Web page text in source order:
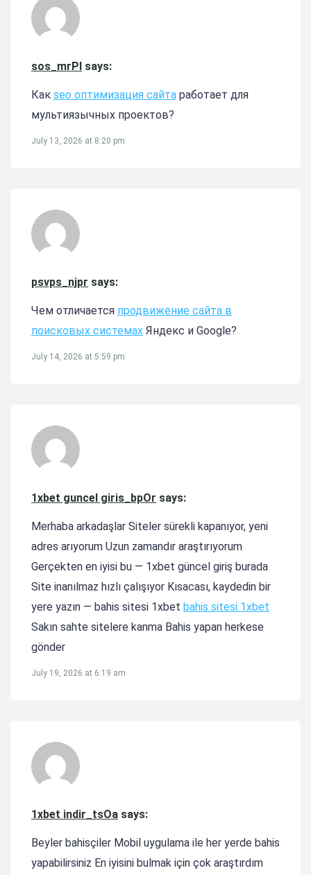
sos_mrPl says:
Как seo оптимизация сайта работает для
мультиязычных проектов?
July 13, 2026 at 8:20 pm
psvps_njpr says:
Чем отличается продвижение сайта в
поисковых системах Яндекс и Google?
July 14, 2026 at 5:59 pm
1xbet guncel giris_bpOr says:
Merhaba arkadaşlar Siteler sürekli kapanıyor, yeni
adres arıyorum Uzun zamandır araştırıyorum
Gerçekten en iyisi bu — 1xbet güncel giriş burada
Site inanılmaz hızlı çalışıyor Kısacası, kaydedin bir
yere yazın — bahis sitesi 1xbet bahis sitesi 1xbet
Sakın sahte sitelere kanma Bahis yapan herkese
gönder
July 19, 2026 at 6:19 am
1xbet indir_tsOa says:
Beyler bahisçiler Mobil uygulama ile her yerde bahis
yapabilirsiniz En iyisini bulmak için çok araştırdım